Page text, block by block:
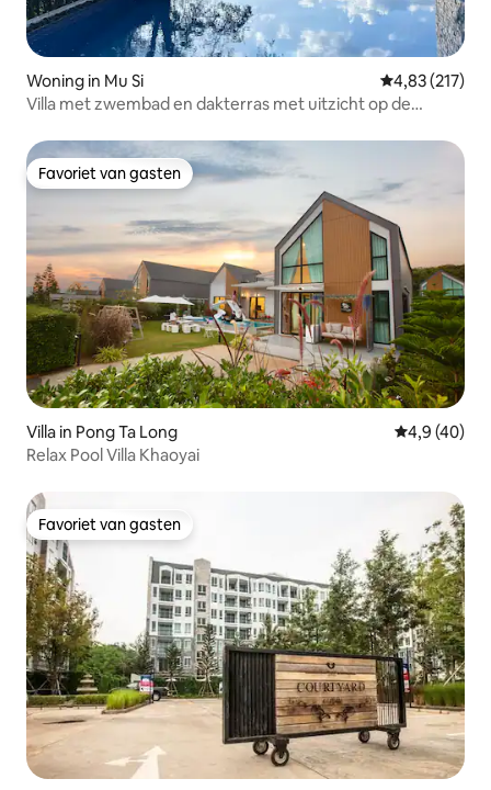
Woning in Mu Si Gemiddelde
4,83 (217)
Villa met zwembad en dakterras met uitzicht op de
Favoriet van gasten
Favoriet van gasten
Villa in Pong Ta Long Gemiddelde
4,9 (40)
Relax Pool Villa Khaoyai
Favoriet van gasten
Favoriet van gasten